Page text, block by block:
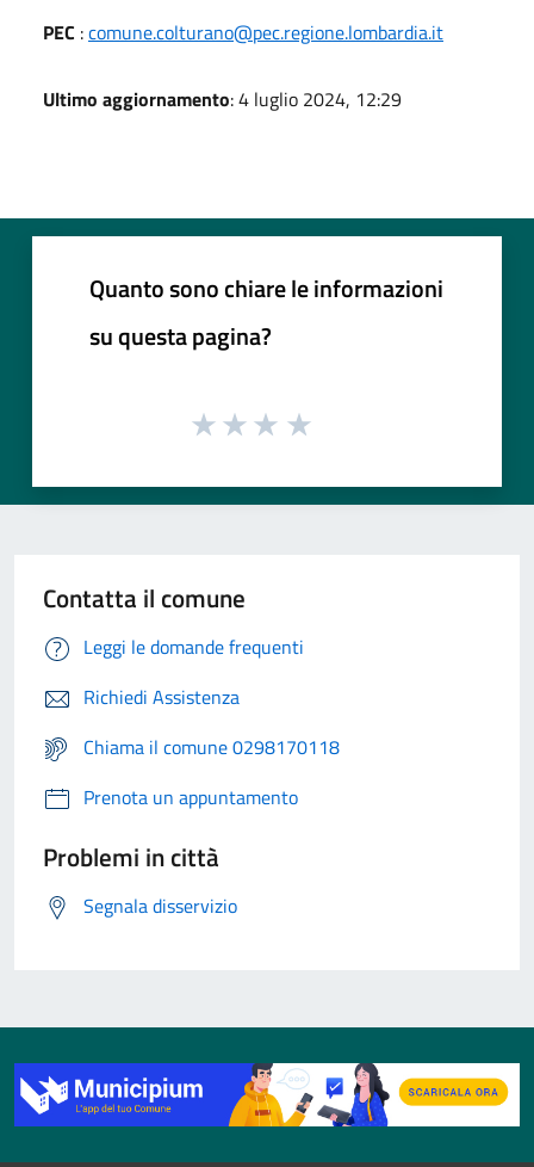
PEC :comune.colturano@pec.regione.lombardia.it
Ultimo aggiornamento: 4 luglio 2024, 12:29
Quanto sono chiare le informazioni
su questa pagina?
Contatta il comune
Leggi le domande frequenti
Richiedi Assistenza
Chiama il comune 0298170118
Prenota un appuntamento
Problemi in città
Segnala disservizio